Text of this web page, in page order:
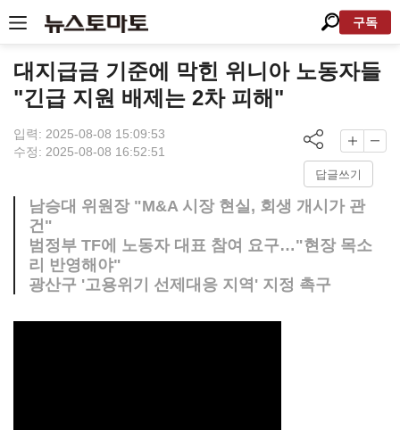
구독
대지급금 기준에 막힌 위니아 노동자들
"긴급 지원 배제는 2차 피해"
입력: 2025-08-08 15:09:53
수정: 2025-08-08 16:52:51
답글쓰기
남승대 위원장 "M&A 시장 현실, 회생 개시가 관
건"
범정부 TF에 노동자 대표 참여 요구…"현장 목소
리 반영해야"
광산구 '고용위기 선제대응 지역' 지정 촉구